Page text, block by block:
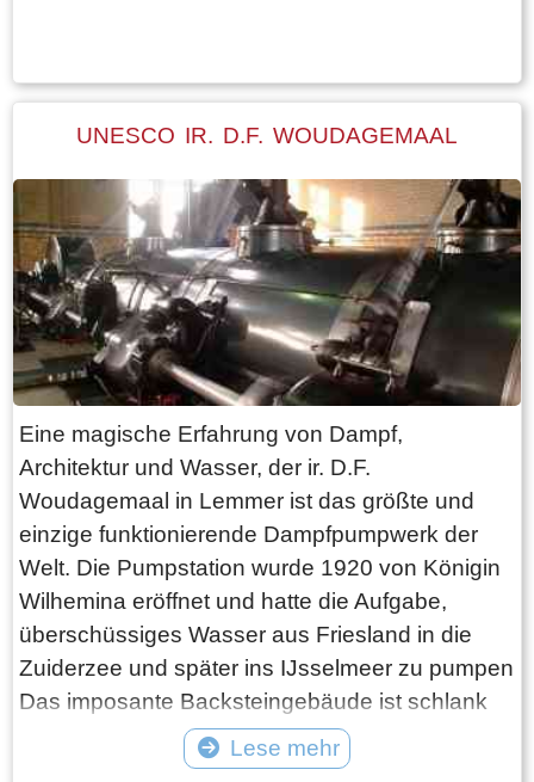
nach Vereinbarung.
UNESCO IR. D.F. WOUDAGEMAAL
Eine magische Erfahrung von Dampf,
Architektur und Wasser, der ir. D.F.
Woudagemaal in Lemmer ist das größte und
einzige funktionierende Dampfpumpwerk der
Welt. Die Pumpstation wurde 1920 von Königin
Wilhemina eröffnet und hatte die Aufgabe,
überschüssiges Wasser aus Friesland in die
Zuiderzee und später ins IJsselmeer zu pumpen
Das imposante Backsteingebäude ist schlank
und nüchtern im Stil der Amsterdamer Schule.
Die Aufgaben des Dampfpumpwerks in Lemmer
Lese mehr